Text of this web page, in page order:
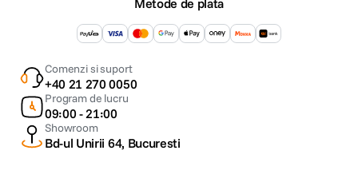
Metode de plata
Comenzi si suport
+40 21 270 0050
Program de lucru
09:00 - 21:00
Showroom
Bd-ul Unirii 64, Bucuresti